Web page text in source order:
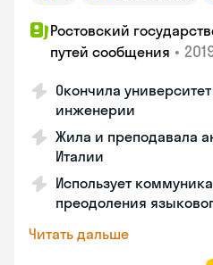
Ростовский
путей сообщения •
Окончила
инженерии
Жила и преподавала
Италии
Использует
преодоления
Читать дальше